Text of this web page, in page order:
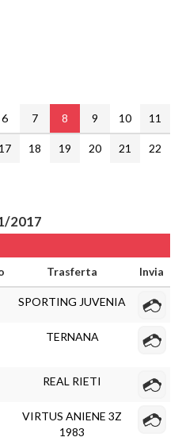
6 7 8 9 10 11
17 18 19 20 21
22
2017
Trasferta Invia
SPORTING JUVENIA
TERNANA
REAL RIETI
VIRTUS ANIENE 3Z
1983